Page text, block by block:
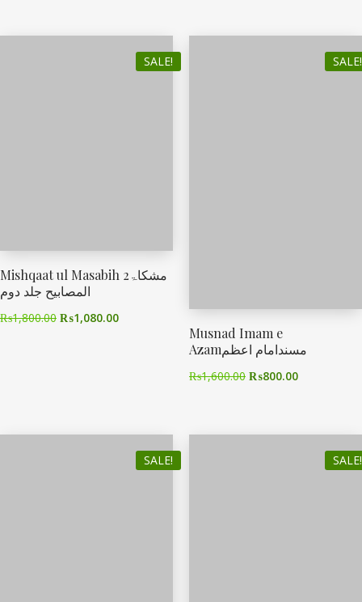
SALE!
Mishqaat ul Masabih 2مشکاۃ
المصابیح جلد دوم
₨1,800.00 ₨1,080.00
SALE!
Musnad Imam e
Azamمسندامام اعظم
₨1,600.00 ₨800.00
SALE! SALE!